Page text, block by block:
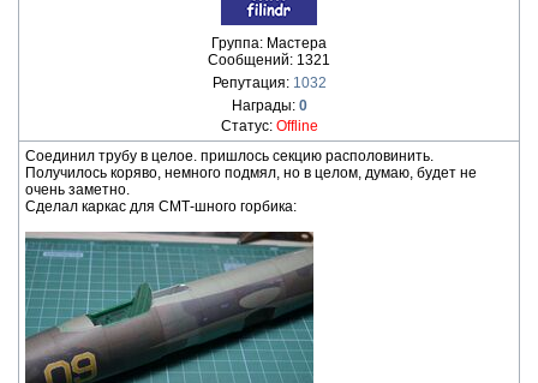
Группа: Мастера
Сообщений: 1321
Репутация: 1032
Награды: 0
Статус: Offline
Соединил трубу в целое. пришлось секцию располовинить.
Получилось коряво, немного подмял, но в целом, думаю, будет не
очень заметно.
Сделал каркас для СМТ-шного горбика: